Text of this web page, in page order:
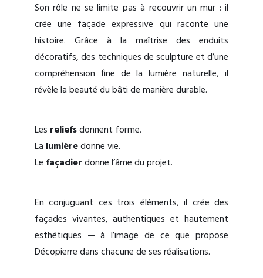
Son rôle ne se limite pas à recouvrir un mur : il
crée une façade expressive qui raconte une
histoire. Grâce à la maîtrise des enduits
décoratifs, des techniques de sculpture et d’une
compréhension fine de la lumière naturelle, il
révèle la beauté du bâti de manière durable.
Les reliefsdonnent forme.
La lumièredonne vie.
Le façadierdonne l’âme du projet.
En conjuguant ces trois éléments, il crée des
façades vivantes, authentiques et hautement
esthétiques — à l’image de ce que propose
Décopierre dans chacune de ses réalisations.